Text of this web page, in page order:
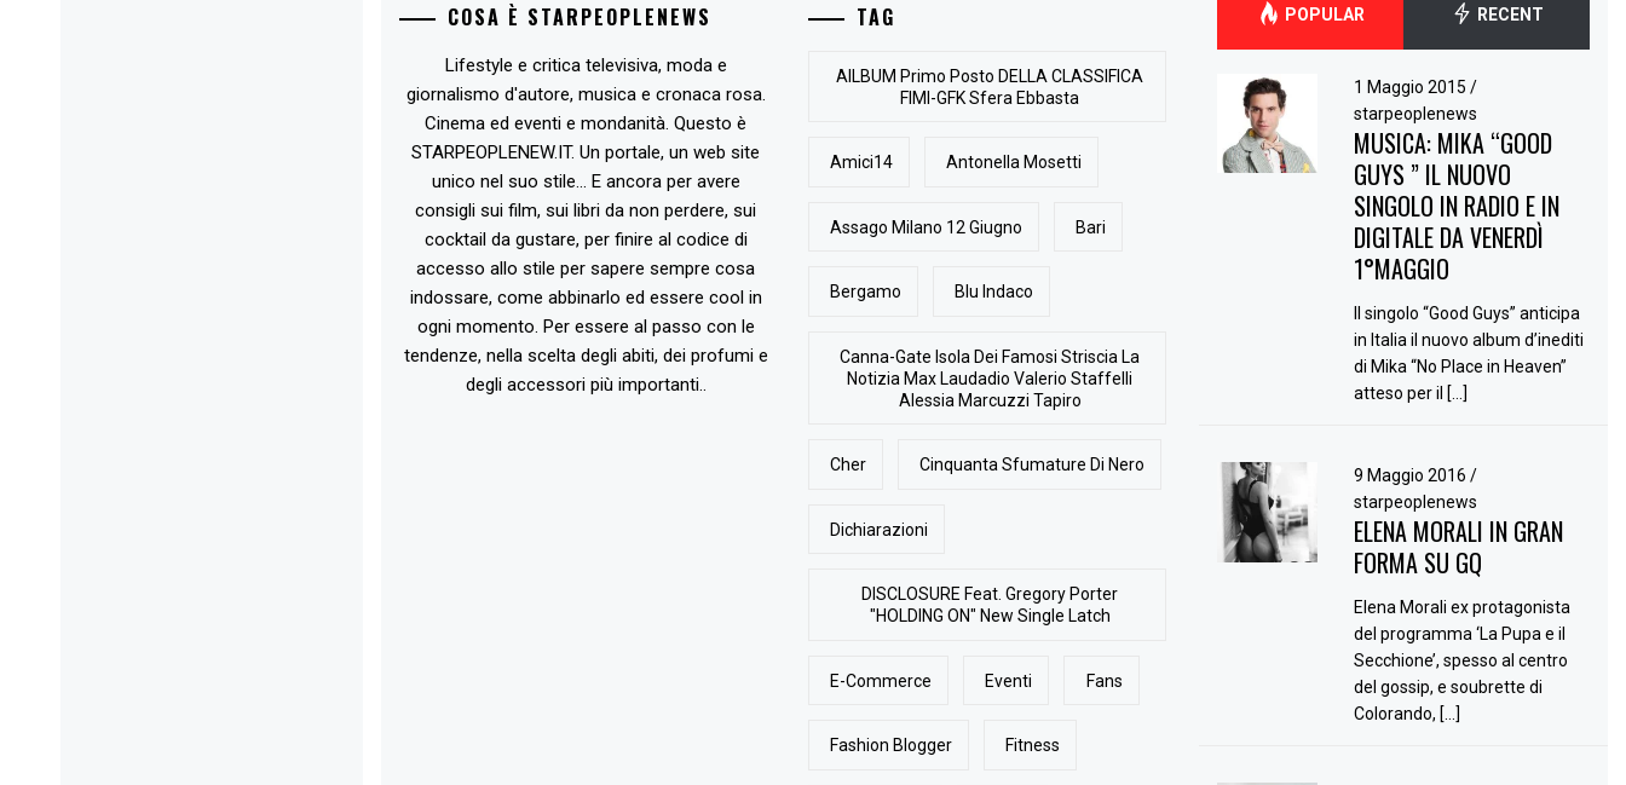
COSA È STARPEOPLENEWS
Lifestyle e critica televisiva, moda e
giornalismo d'autore, musica e cronaca rosa.
Cinema ed eventi e mondanità. Questo è
STARPEOPLENEW.IT. Un portale, un web site
unico nel suo stile... E ancora per avere
consigli sui film, sui libri da non perdere, sui
cocktail da gustare, per finire al codice di
accesso allo stile per sapere sempre cosa
indossare, come abbinarlo ed essere cool in
ogni momento. Per essere al passo con le
tendenze, nella scelta degli abiti, dei profumi e
degli accessori più importanti..
TAG
AlLBUM Primo Posto DELLA CLASSIFICA
FIMI-GFK Sfera Ebbasta
Amici14 Antonella Mosetti
Assago Milano 12 Giugno Bari
Bergamo Blu Indaco
Canna-Gate Isola Dei Famosi Striscia La
Notizia Max Laudadio Valerio Staffelli
Alessia Marcuzzi Tapiro
Cher Cinquanta Sfumature Di Nero
Dichiarazioni
DISCLOSURE Feat. Gregory Porter
"HOLDING ON" New Single Latch
E-Commerce Eventi Fans
Fashion Blogger Fitness
POPULAR RECENT
1 Maggio 2015 /
starpeoplenews
MUSICA: MIKA “GOOD
GUYS ” IL NUOVO
SINGOLO IN RADIO E IN
DIGITALE DA VENERDÌ
1°MAGGIO
Il singolo “Good Guys” anticipa
in Italia il nuovo album d’inediti
di Mika “No Place in Heaven”
atteso per il […]
9 Maggio 2016 /
starpeoplenews
ELENA MORALI IN GRAN
FORMA SU GQ
Elena Morali ex protagonista
del programma ‘La Pupa e il
Secchione’, spesso al centro
del gossip, e soubrette di
Colorando, […]